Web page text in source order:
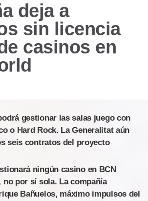
deja a
sin licencia
casinos en
gestionar las salas juego con
o Hard Rock. La Generalitat aún
seis contratos del proyecto
ningún casino en BCN
no por sí sola. La compañía
Bañuelos, máximo impulsos del